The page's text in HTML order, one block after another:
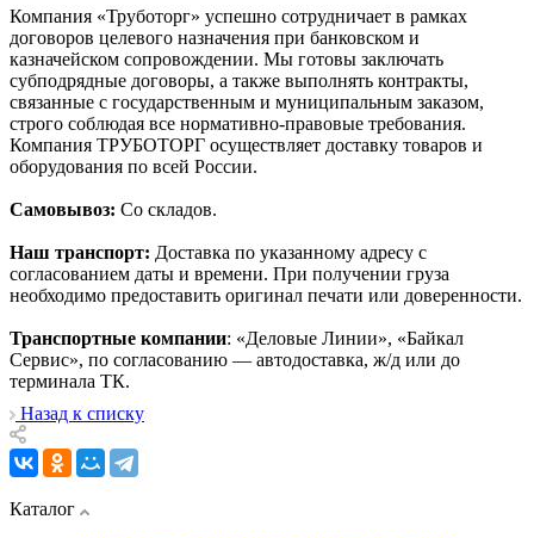
Компания «Труботорг» успешно сотрудничает в рамках
договоров целевого назначения при банковском и
казначейском сопровождении. Мы готовы заключать
субподрядные договоры, а также выполнять контракты,
связанные с государственным и муниципальным заказом,
строго соблюдая все нормативно-правовые требования.
Компания ТРУБОТОРГ осуществляет доставку товаров и
оборудования по всей России.
Самовывоз: Со складов.
Наш транспорт: Доставка по указанному адресу с
согласованием даты и времени. При получении груза
необходимо предоставить оригинал печати или доверенности.
Транспортные компании: «Деловые Линии», «Байкал
Сервис», по согласованию — автодоставка, ж/д или до
терминала ТК.
Назад к списку
Каталог